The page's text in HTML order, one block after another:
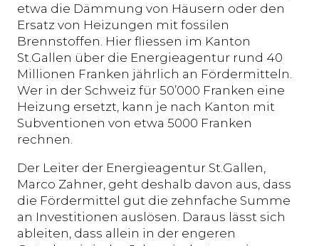
etwa die Dämmung von Häusern oder den
Ersatz von Heizungen mit fossilen
Brennstoffen. Hier fliessen im Kanton
St.Gallen über die Energieagentur rund 40
Millionen Franken jährlich an Fördermitteln.
Wer in der Schweiz für 50’000 Franken eine
Heizung ersetzt, kann je nach Kanton mit
Subventionen von etwa 5000 Franken
rechnen.
Der Leiter der Energieagentur St.Gallen,
Marco Zahner, geht deshalb davon aus, dass
die Fördermittel gut die zehnfache Summe
an Investitionen auslösen. Daraus lässt sich
ableiten, dass allein in der engeren